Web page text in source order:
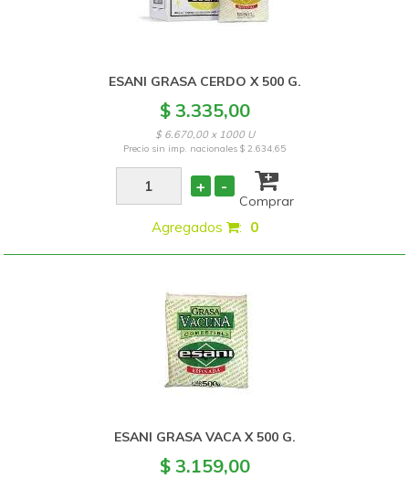
ESANI GRASA CERDO X 500 G.
$ 3.335,00
$ 6.670,00 x 1000 U
Precio sin imp. nacionales$ 2.634,65
+ -
Comprar
Agregados : 0
ESANI GRASA VACA X 500 G.
$ 3.159,00